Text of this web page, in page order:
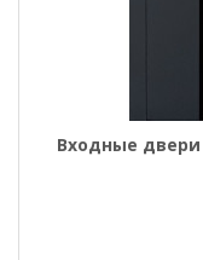
Входные двери